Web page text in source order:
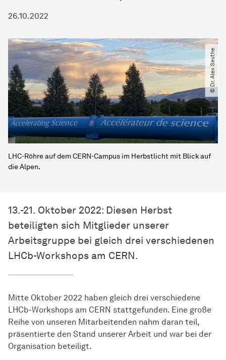
26.10.2022
© Dr. Alex Seuthe
LHC-Röhre auf dem CERN-Campus im Herbstlicht mit Blick auf
die Alpen.
13.-21. Oktober 2022: Diesen Herbst
beteiligten sich Mitglieder unserer
Arbeitsgruppe bei gleich drei verschiedenen
LHCb-Workshops am CERN.
Mitte Oktober 2022 haben gleich drei verschiedene
LHCb-Workshops am CERN stattgefunden. Eine große
Reihe von unseren Mitarbeitenden nahm daran teil,
präsentierte den Stand unserer Arbeit und war bei der
Organisation beteiligt.